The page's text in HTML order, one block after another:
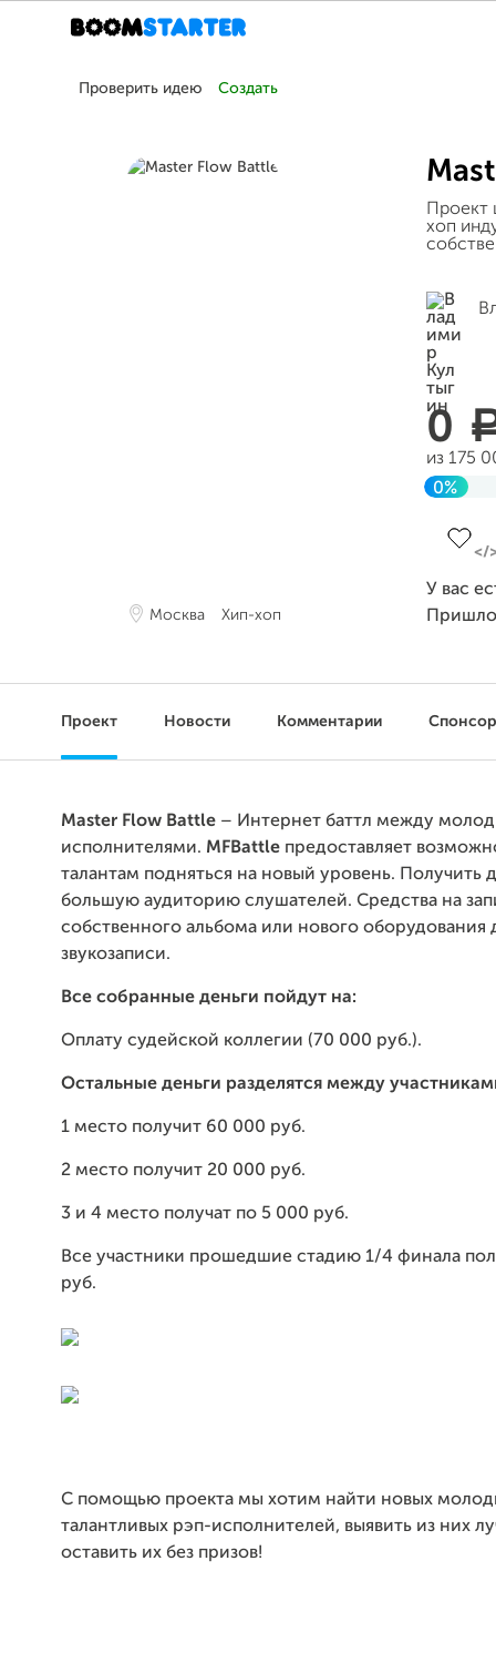
Проверить идею Создать
Москва Хип-хоп
хоп
0
из 175
0%
У вас
Проект Новости Комментарии
Master Flow Battle – Интернет баттл между
исполнителями. MFBattle предоставляет
талантам подняться на новый уровень. Получить
большую аудиторию слушателей. Средства на
собственного альбома или нового оборудования
звукозаписи.
Все собранные деньги пойдут на:
Оплату судейской коллегии (70 000 руб.).
Остальные деньги разделятся между
1 место получит 60 000 руб.
2 место получит 20 000 руб.
3 и 4 место получат по 5 000 руб.
Все участники прошедшие стадию 1/4 финала
руб.
С помощью проекта мы хотим найти новых
талантливых рэп-исполнителей, выявить из них
оставить их без призов!